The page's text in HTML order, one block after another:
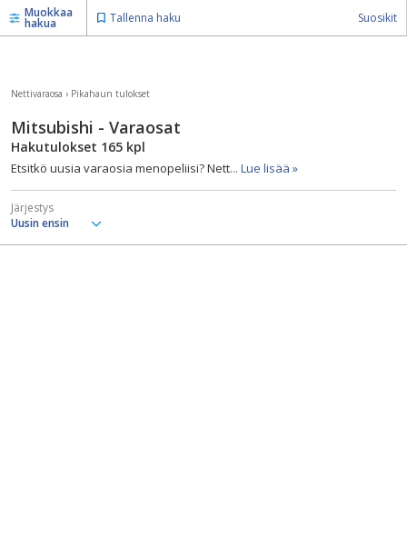
Muokkaa
hakua Tallenna haku Suosikit
Nettivaraosa › Pikahaun tulokset
Mitsubishi - Varaosat
Hakutulokset 165 kpl
Etsitkö uusia varaosia menopeliisi? Nett... Lue lisää »
Järjestys